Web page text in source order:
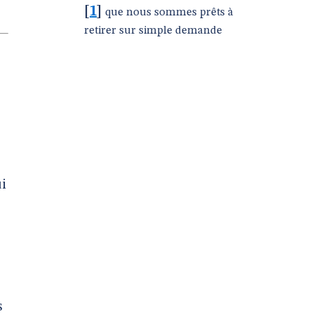
1
que nous sommes prêts à
retirer sur simple demande